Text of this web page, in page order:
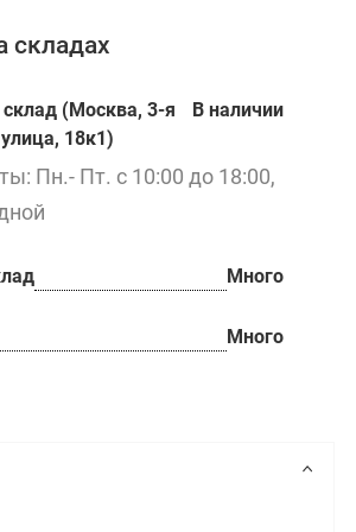
складах
(Москва, 3-я
18к1)
В наличии
Пн.- Пт. с 10:00 до 18:00,
Много
Много